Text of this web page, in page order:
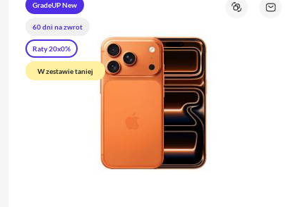
GradeUP New
60 dni na zwrot
Raty 20x0%
W zestawie taniej
PorównajZapytaj